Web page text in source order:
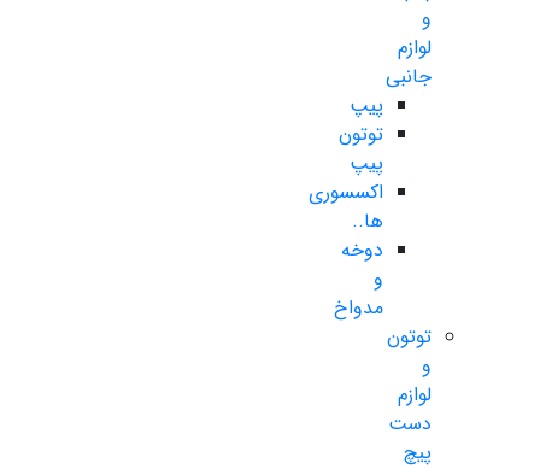
و
لوازم
جانبی
پیپ
توتون
پیپ
اکسسوری
ها..
دوخه
و
مدواخ
توتون
و
لوازم
دست
پیچ